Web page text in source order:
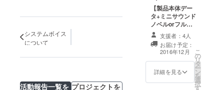
システムボイス
について
活動報告一覧を プロジェクトを
で、みなさまか
らお寄せいただ
いた質問などに
もお答えいただ
きますので質問
メッセージなど
もお待ちしてお
ります。
【製品本体デー
タ+ミニサウンド
ノベルorフルカ
ラーＣＧ集】
上記製品データ
と下記の特典ど
ちらか一つ追加
されます。 ・ミ
ニサウンドノベ
ル 「マリアの
支援者：4人
お届け予定：
2016年12月
詳細を見る
こ
の
リ
タ
ー
ン
を
選
択
す